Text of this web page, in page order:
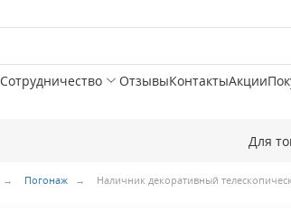
Сотрудничество ОтзывыКонтактыАкции
Для
Погонаж Наличник декоративный